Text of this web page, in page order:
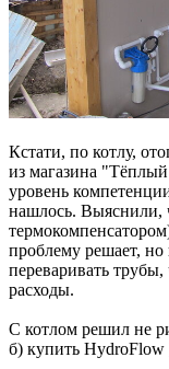
Кстати, по котлу,
из магазина
уровень
нашлось. Выяснили,
проблему решает, но
переваривать
расходы.
С котлом решил не
б) купить HydroFlow